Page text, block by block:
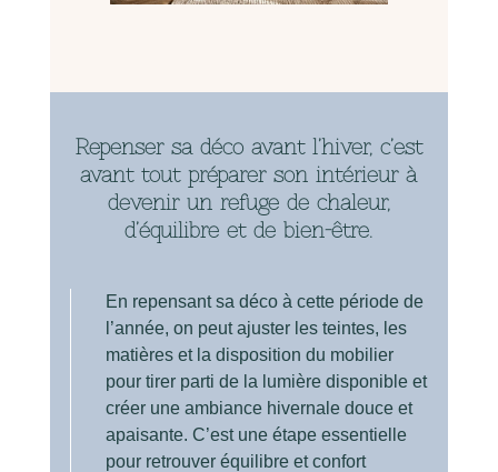
Repenser sa déco avant l’hiver, c’est
avant tout préparer son intérieur à
devenir un refuge de chaleur,
d’équilibre et de bien-être.
En repensant sa déco à cette période de
l’année, on peut ajuster les teintes, les
matières et la disposition du mobilier
pour tirer parti de la lumière disponible et
créer une ambiance hivernale douce et
apaisante. C’est une étape essentielle
pour retrouver équilibre et confort